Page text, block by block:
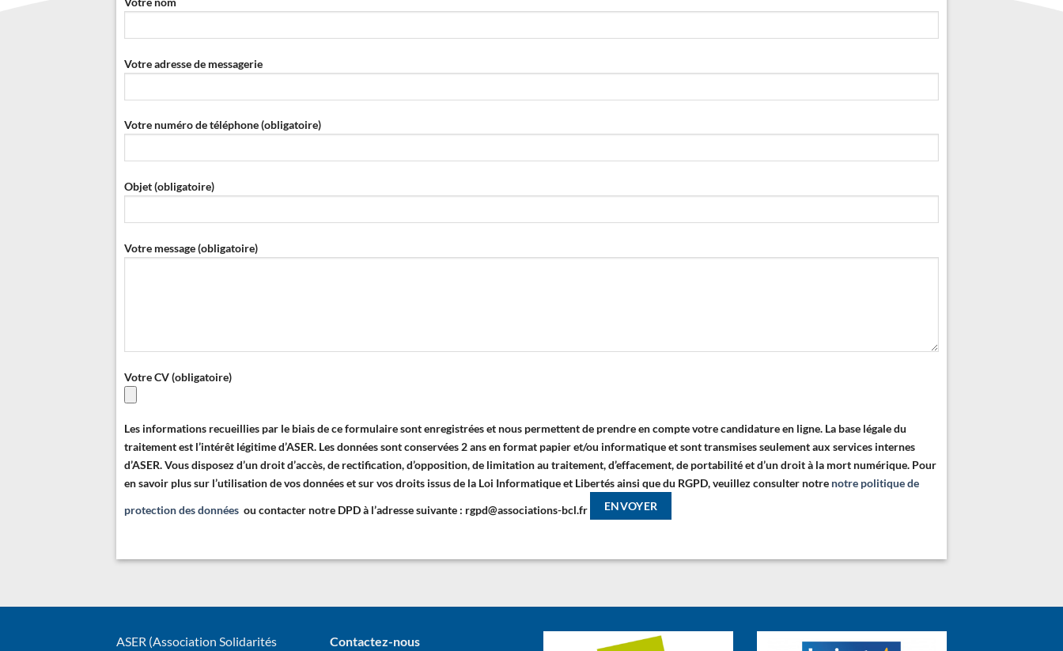
Votre adresse de messagerie
Votre numéro de téléphone (obligatoire)
Objet (obligatoire)
Votre message (obligatoire)
Votre CV (obligatoire)
Les informations recueillies par le biais de ce formulaire sont enregistrées et nous permettent de prendre en compte votre candidature en ligne. La base légale du
traitement est l’intérêt légitime d’ASER. Les données sont conservées 2 ans en format papier et/ou informatique et sont transmises seulement aux services internes
d’ASER.Vous disposez d’un droit d’accès, de rectification, d’opposition, de limitation au traitement, d’effacement, de portabilité et d’un droit à la mort numérique. Pour
en savoir plus sur l’utilisation de vos données et sur vos droits issus de la Loi Informatique et Libertés ainsi que du RGPD, veuillez consulter notre notre politique de
protection des données ou contacter notre DPD à l’adresse suivante : rgpd@associations-bcl.fr
ASER (Association Solidarités Contactez-nous